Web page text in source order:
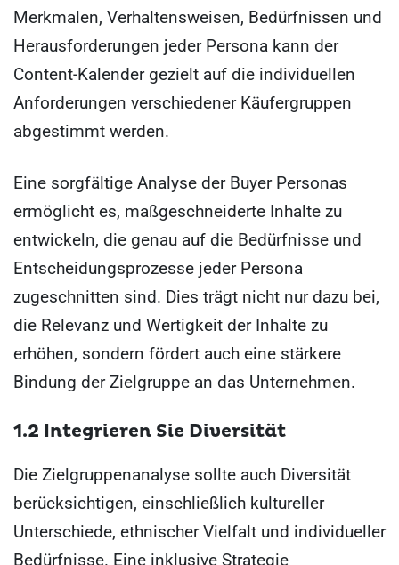
Merkmalen, Verhaltensweisen, Bedürfnissen und
Herausforderungen jeder Persona kann der
Content-Kalender gezielt auf die individuellen
Anforderungen verschiedener Käufergruppen
abgestimmt werden.
Eine sorgfältige Analyse der Buyer Personas
ermöglicht es, maßgeschneiderte Inhalte zu
entwickeln, die genau auf die Bedürfnisse und
Entscheidungsprozesse jeder Persona
zugeschnitten sind. Dies trägt nicht nur dazu bei,
die Relevanz und Wertigkeit der Inhalte zu
erhöhen, sondern fördert auch eine stärkere
Bindung der Zielgruppe an das Unternehmen.
1.2 Integrieren Sie Diversität
Die Zielgruppenanalyse sollte auch Diversität
berücksichtigen, einschließlich kultureller
Unterschiede, ethnischer Vielfalt und individueller
Bedürfnisse. Eine inklusive Strategie